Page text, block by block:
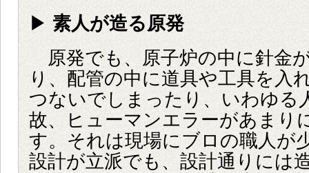
▶素人が造る原発
原発でも、原子炉の中に針金
り、配管の中に道具や工具を入
つないでしまったり、いわゆる
故、ヒューマンエラーがあまり
す。それは現場にブロの職人が
設計が立派でも、設計通りには